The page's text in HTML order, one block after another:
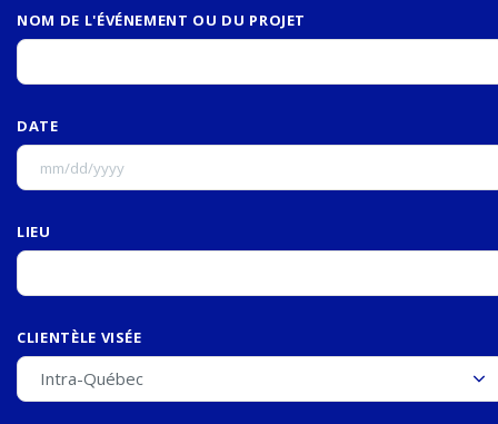
NOM DE L'ÉVÉNEMENT OU DU PROJET
DATE
LIEU
CLIENTÈLE VISÉE